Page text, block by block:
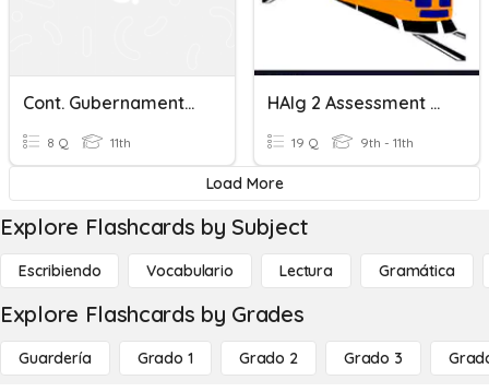
Cont. Gubernamental No. 2
8 Q 11th
HAlg 2 Assessment #2 Review
19 Q 9th - 11th
Load More
Explore Flashcards by Subject
Escribiendo Vocabulario Lectura Gramática
Explore Flashcards by Grades
Guardería Grado 1 Grado 2 Grado 3